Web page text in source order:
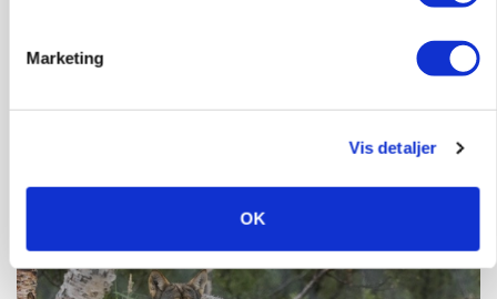
Marketing
Vis detaljer
OK
Uændret notering: Spæde lyspunkter i fortsat
presset marked for oksekød